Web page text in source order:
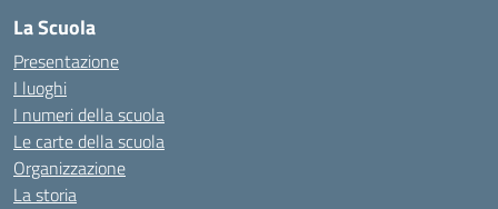
La Scuola
Presentazione
I luoghi
I numeri della scuola
Le carte della scuola
Organizzazione
La storia